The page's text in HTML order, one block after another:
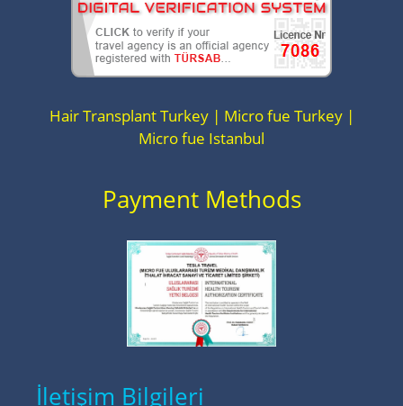
Hair Transplant Turkey | Micro fue Turkey |
Micro fue Istanbul
Payment Methods
İletişim Bilgileri